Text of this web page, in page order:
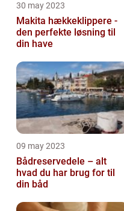
30 may 2023
Makita hækkeklippere -
den perfekte løsning til
din have
09 may 2023
Bådreservedele – alt
hvad du har brug for til
din båd